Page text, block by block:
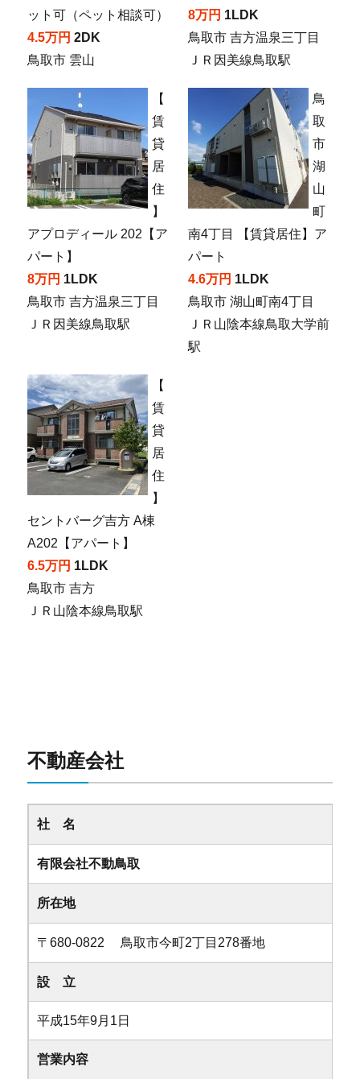
ット可（ペット相談可）
4.5万円2DK
鳥取市 雲山
8万円 1LDK
鳥取市 吉方温泉三丁目
ＪＲ因美線鳥取駅
【
賃
貸
居
住
】
アプロディール 202【ア
パート】
8万円 1LDK
鳥取市 吉方温泉三丁目
ＪＲ因美線鳥取駅
鳥
取
市
湖
山
町
南4丁目 【賃貸居住】ア
パート
4.6万円 1LDK
鳥取市 湖山町南4丁目
ＪＲ山陰本線鳥取大学前
駅
【
賃
貸
居
住
】
セントバーグ吉方 A棟
A202【アパート】
6.5万円 1LDK
鳥取市 吉方
ＪＲ山陰本線鳥取駅
不動産会社
社 名
有限会社不動鳥取
所在地
〒680-0822 鳥取市今町2丁目278番地
設 立
平成15年9月1日
営業内容